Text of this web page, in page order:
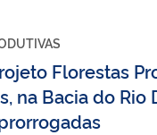
Florestas
na Bacia do Rio